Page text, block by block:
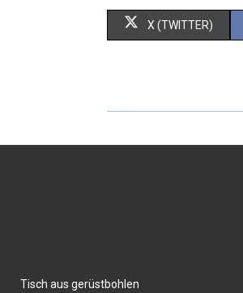
X (TWITTER)
Tisch aus gerüstbohlen